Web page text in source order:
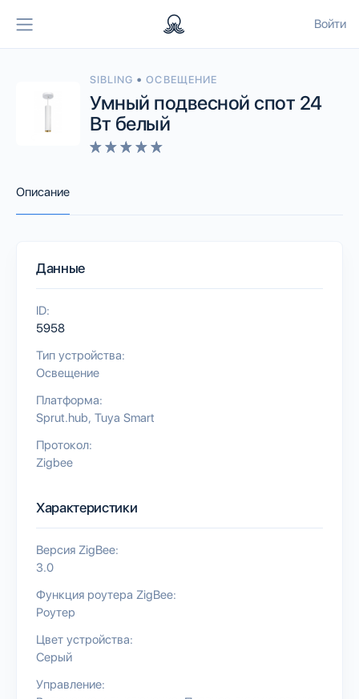
Войти
SIBLING • ОСВЕЩЕНИЕ
Умный подвесной спот 24
Вт белый
Описание
Данные
ID:
5958
Тип устройства:
Освещение
Платформа:
Sprut.hub Tuya Smart
Протокол:
Zigbee
Характеристики
Версия ZigBee:
3.0
Функция роутера ZigBee:
Роутер
Цвет устройства:
Серый
Управление: